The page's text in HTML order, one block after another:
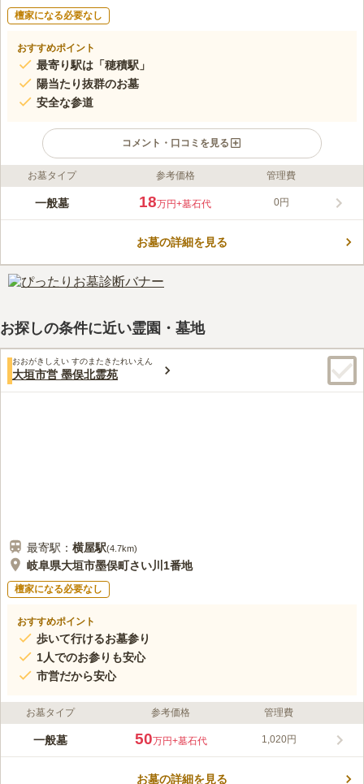
檀家になる必要なし
おすすめポイント
最寄り駅は「穂積駅」
陽当たり抜群のお墓
安全な参道
コメント・口コミを見る
ライフドット編集部のコメント
暖かい日差しを浴びながら、穏やかな気持ちで故人と対話するこ
することができます。 宗教不問なところも魅力的なポイントの
で、お参りのあとに家族で立ち寄ってみる楽しみができます。
口コミ評価
お墓タイプ 参考価格 管理費
一般墓 18万円+墓石代 0円
お墓の詳細を見る
お探しの条件に近い霊園・墓地
おおがきしえい すのまたきたれいえん
大垣市営 墨俣北霊苑
最寄駅： 横屋駅(4.7km)
岐阜県大垣市墨俣町さい川1番地
檀家になる必要なし
おすすめポイント
歩いて行けるお墓参り
1人でのお参りも安心
市営だから安心
お墓タイプ 参考価格 管理費
一般墓 50万円+墓石代 1,020円
お墓の詳細を見る